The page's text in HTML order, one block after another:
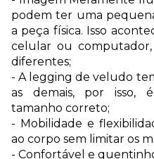
podem ter uma
a peça física. Isso
celular ou
diferentes;
- A legging de veludo
as demais, por isso,
tamanho correto;
- Mobilidade e
ao corpo sem limitar os
- Confortável e